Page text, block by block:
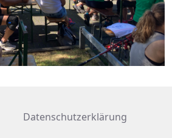
Datenschutzerklärung